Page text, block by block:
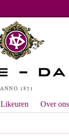
Likeuren Over ons